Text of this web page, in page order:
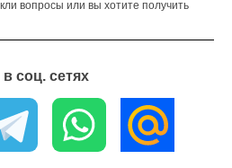
вопросы или вы хотите получить
соц. сетях